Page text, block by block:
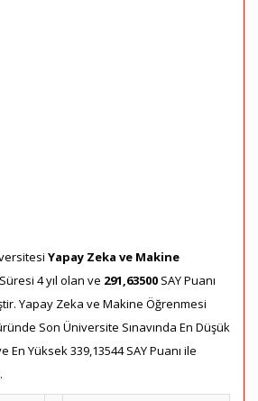
Yapay Zeka ve Makine
4 yıl olan ve 291,63500 SAY Puanı
Yapay Zeka ve Makine Öğrenmesi
Son Üniversite Sınavında En Düşük
En Yüksek 339,13544 SAY Puanı ile